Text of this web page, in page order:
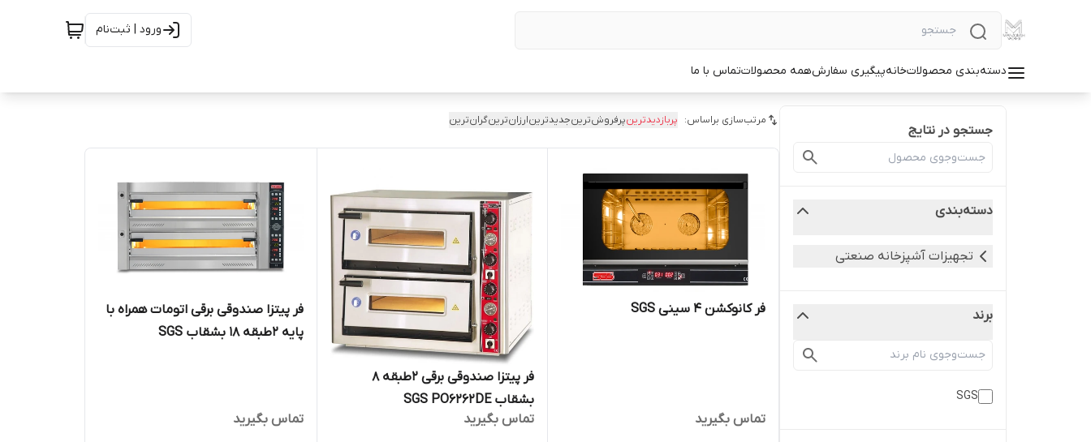
ورود | ثبت‌نام
دسته‌بندی محصولاتخانهپیگیری سفارشهمه محصولاتتماس با ما
جستجو در نتایج
دسته‌بندی
تجهیزات آشپزخانه صنعتی
برند
SGS
مرتب‌سازی براساس: پربازدیدترینپرفروش‌ترینجدیدترینارزان‌ترینگران‌ترین
فر کانوکشن 4 سینی SGS
تماس بگیرید
فر پیتزا صندوقی برقی 2طبقه 8
بشقاب SGS PO6262DE
تماس بگیرید
فر پیتزا صندوقی برقی اتومات همراه با
پایه 2طبقه 18 بشقاب SGS
تماس بگیرید